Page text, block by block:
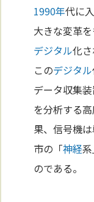
1990年代に
大きな変革
デジタル化
このデジタル
データ収集
を分析する
果、信号機
市の「神経
のである。